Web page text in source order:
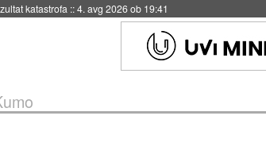
uporabo::4. avg 2026 ob 19:41